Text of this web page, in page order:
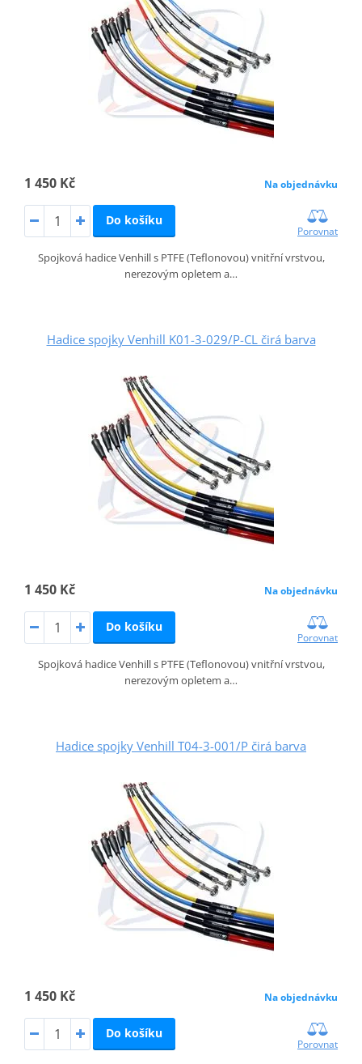
1 450 Kč Na objednávku
Do košíku
Porovnat
Spojková hadice Venhill s PTFE (Teflonovou) vnitřní vrstvou,
nerezovým opletem a…
Hadice spojky Venhill K01-3-029/P-CL čirá barva
1 450 Kč Na objednávku
Do košíku
Porovnat
Spojková hadice Venhill s PTFE (Teflonovou) vnitřní vrstvou,
nerezovým opletem a…
Hadice spojky Venhill T04-3-001/P čirá barva
1 450 Kč Na objednávku
Do košíku
Porovnat